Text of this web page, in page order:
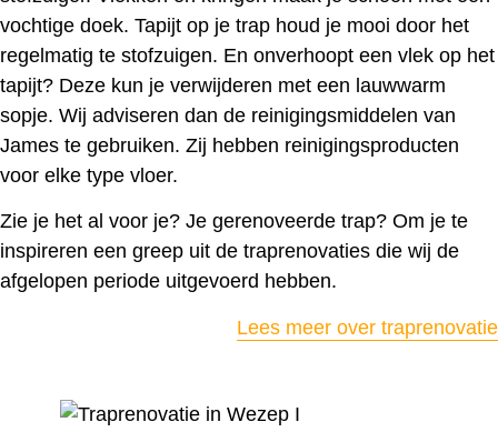
vochtige doek. Tapijt op je trap houd je mooi door het
regelmatig te stofzuigen. En onverhoopt een vlek op het
tapijt? Deze kun je verwijderen met een lauwwarm
sopje. Wij adviseren dan de reinigingsmiddelen van
James te gebruiken. Zij hebben reinigingsproducten
voor elke type vloer.
Zie je het al voor je? Je gerenoveerde trap? Om je te
inspireren een greep uit de traprenovaties die wij de
afgelopen periode uitgevoerd hebben.
Lees meer over traprenovatie